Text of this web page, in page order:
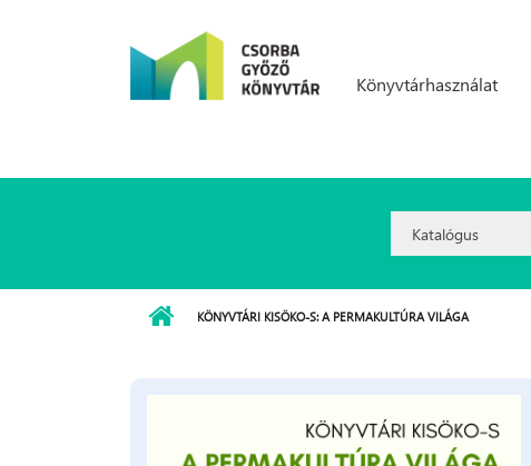
Könyvtárhasználat
Option:
KÖNYVTÁRI KISÖKO-S: A PERMAKULTÚRA VILÁGA